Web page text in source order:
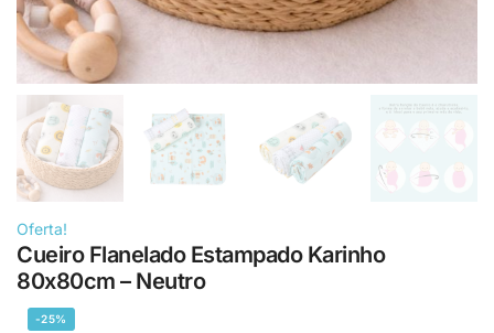
Oferta!
Cueiro Flanelado Estampado Karinho
80x80cm – Neutro
-25%